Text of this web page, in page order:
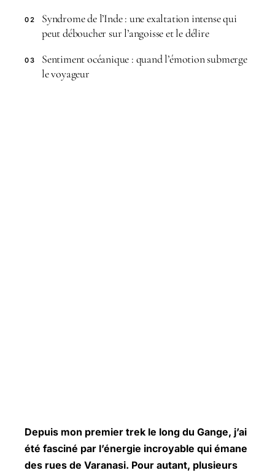
02
Syndrome de l’Inde : une exaltation intense qui
peut déboucher sur l’angoisse et le délire
03
Sentiment océanique : quand l’émotion submerge
le voyageur
Depuis mon premier trek le long du Gange, j’ai
été fasciné par l’énergie incroyable qui émane
des rues de Varanasi. Pour autant, plusieurs